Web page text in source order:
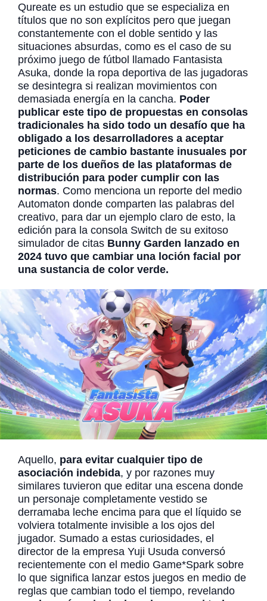
Qureate es un estudio que se especializa en
títulos que no son explícitos pero que juegan
constantemente con el doble sentido y las
situaciones absurdas, como es el caso de su
próximo juego de fútbol llamado Fantasista
Asuka, donde la ropa deportiva de las jugadoras
se desintegra si realizan movimientos con
demasiada energía en la cancha. Poder
publicar este tipo de propuestas en consolas
tradicionales ha sido todo un desafío que ha
obligado a los desarrolladores a aceptar
peticiones de cambio bastante inusuales por
parte de los dueños de las plataformas de
distribución para poder cumplir con las
normas. Como menciona un reporte del medio
Automaton donde comparten las palabras del
creativo, para dar un ejemplo claro de esto, la
edición para la consola Switch de su exitoso
simulador de citas Bunny Garden lanzado en
2024 tuvo que cambiar una loción facial por
una sustancia de color verde.
Aquello, para evitar cualquier tipo de
asociación indebida, y por razones muy
similares tuvieron que editar una escena donde
un personaje completamente vestido se
derramaba leche encima para que el líquido se
volviera totalmente invisible a los ojos del
jugador. Sumado a estas curiosidades, el
director de la empresa Yuji Usuda conversó
recientemente con el medio Game*Spark sobre
lo que significa lanzar estos juegos en medio de
reglas que cambian todo el tiempo, revelando